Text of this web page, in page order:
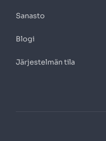
Sanasto
Blogi
Järjestelmän tila